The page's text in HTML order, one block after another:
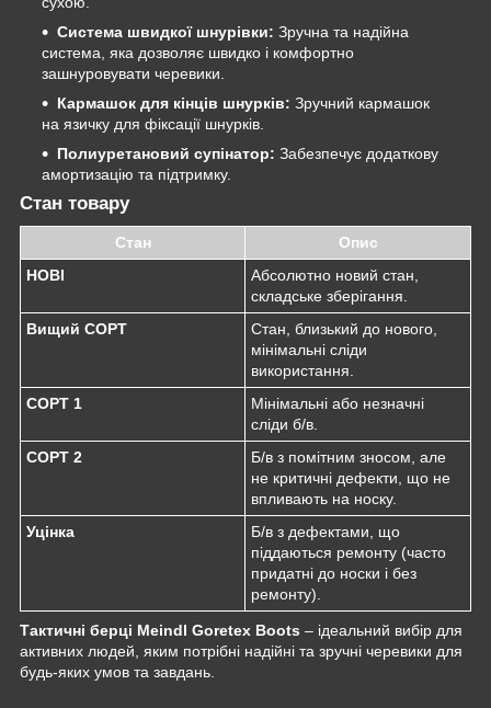
Система швидкої шнурівки: Зручна та надійна
система, яка дозволяє швидко і комфортно
зашнуровувати черевики.
Кармашок для кінців шнурків: Зручний кармашок
на язичку для фіксації шнурків.
Полиуретановий супінатор: Забезпечує додаткову
амортизацію та підтримку.
Стан товару
Стан
Опис
НОВІ
Абсолютно новий стан,
складське зберігання.
Вищий СОРТ
Стан, близький до нового,
мінімальні сліди
використання.
СОРТ 1
Мінімальні або незначні
сліди б/в.
СОРТ 2
Б/в з помітним зносом, але
не критичні дефекти, що не
впливають на носку.
Уцінка
Б/в з дефектами, що
піддаються ремонту (часто
придатні до носки і без
ремонту).
Тактичні берці Meindl Goretex Boots – ідеальний вибір для
активних людей, яким потрібні надійні та зручні черевики для
будь-яких умов та завдань.